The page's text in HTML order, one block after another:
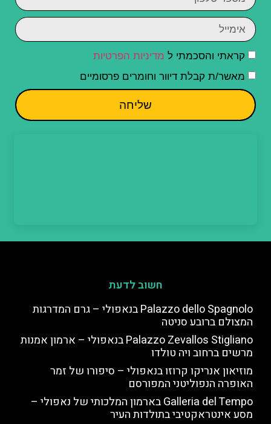
קראתי והסכמתי ל מדיניות הפרטיות
מאשר/ת קבלת דיוור וחומרים פרסומיים
שליחה
חשוב לדעת
Palazzo dello Spagnolo בנאפולי – גרם המדרגות
המצולם ברובע סניטה
Palazzo Zevallos Stigliano בנאפולי – ארמון אמנות
מרשים ברחוב ויה טולדו
מוזיאון אנריקו קרוזו בנאפולי – סיפורו של זמר
האופרה הנפוליטני המפורסם
Galleria del Tempo בארמון המלכותי של נאפולי –
מסע אינטראקטיבי בתולדות העיר